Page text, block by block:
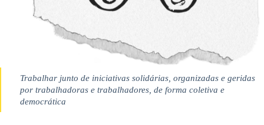
Trabalhar junto de iniciativas solidárias, organizadas e geridas
por trabalhadoras e trabalhadores, de forma coletiva e
democrática